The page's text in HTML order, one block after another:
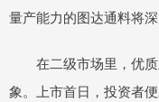
量产能力的图达通料将深
在二级市场里，优
象。上市首日，投资者